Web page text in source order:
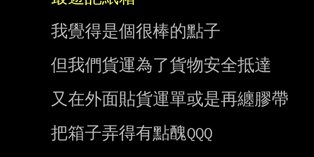
我覺得是個很棒的點子
但我們貨運為了貨物安全抵達
又在外面貼貨運單或是再纏膠帶
把箱子弄得有點醜QQQ